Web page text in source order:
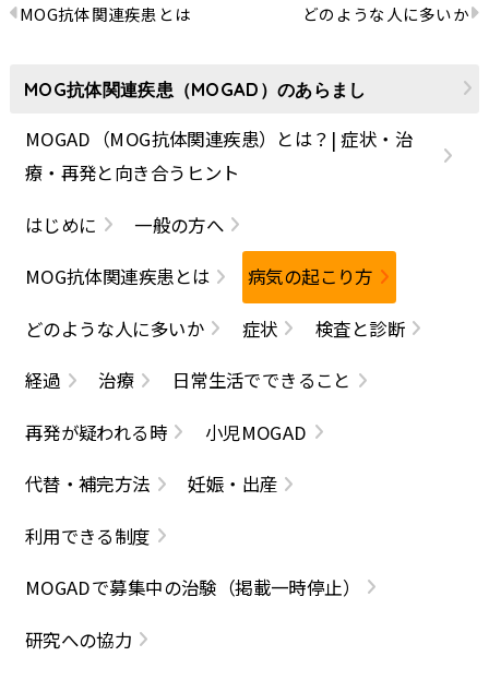
MOG抗体関連疾患とは どのような人に多いか
MOG抗体関連疾患（MOGAD）のあらまし
MOGAD（MOG抗体関連疾患）とは？| 症状・治
療・再発と向き合うヒント
はじめに
一般の方へ
MOG抗体関連疾患とは
病気の起こり方
どのような人に多いか
症状
検査と診断
経過
治療
日常生活でできること
再発が疑われる時
小児MOGAD
代替・補完方法
妊娠・出産
利用できる制度
MOGADで募集中の治験（掲載一時停止）
研究への協力